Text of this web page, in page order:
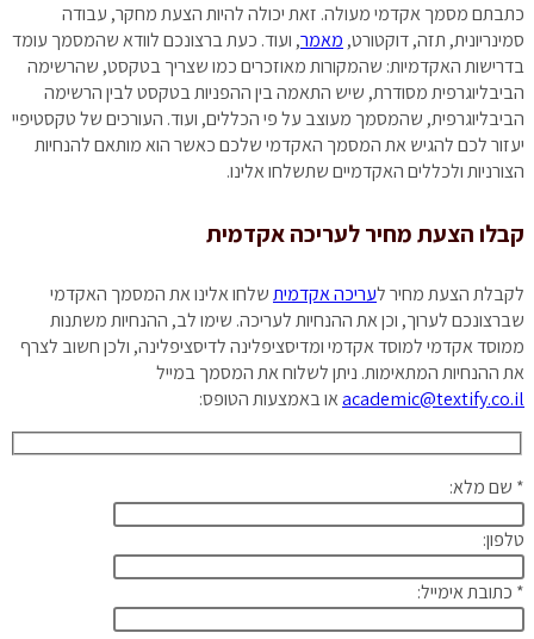
כתבתם מסמך אקדמי מעולה. זאת יכולה להיות הצעת מחקר, עבודה
סמינריונית, תזה, דוקטורט, מאמר, ועוד. כעת ברצונכם לוודא שהמסמך עומד
בדרישות האקדמיות: שהמקורות מאוזכרים כמו שצריך בטקסט, שהרשימה
הביבליוגרפית מסודרת, שיש התאמה בין ההפניות בטקסט לבין הרשימה
הביבליוגרפית, שהמסמך מעוצב על פי הכללים, ועוד. העורכים של טקסטיפיי
יעזור לכם להגיש את המסמך האקדמי שלכם כאשר הוא מותאם להנחיות
הצורניות ולכללים האקדמיים שתשלחו אלינו.
קבלו הצעת מחיר לעריכה אקדמית
לקבלת הצעת מחיר לעריכה אקדמיתשלחו אלינו את המסמך האקדמי
שברצונכם לערוך, וכן את ההנחיות לעריכה. שימו לב, ההנחיות משתנות
ממוסד אקדמי למוסד אקדמי ומדיסציפלינה לדיסציפלינה, ולכן חשוב לצרף
את ההנחיות המתאימות. ניתן לשלוח את המסמך במייל
academic@textify.co.ilאו באמצעות הטופס:
* שם מלא:
טלפון:
* כתובת אימייל: